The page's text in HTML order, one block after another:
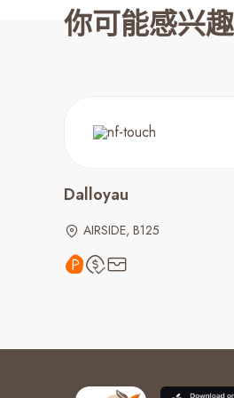
你可能感兴
Dalloyau
AIRSIDE, B125